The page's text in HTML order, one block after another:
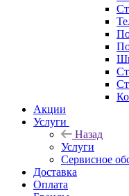
Акции
Услуги
Назад
Услуги
Сервисное
Доставка
Оплата